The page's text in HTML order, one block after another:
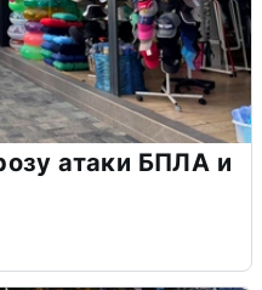
атаки БПЛА и